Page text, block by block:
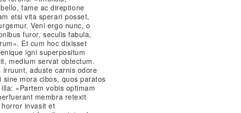
fame ac direptione
etsi vita sperari posset,
Veni ergo nunc, o
furor, seculis fabula,
Et cum hoc dixisset
igni superpositum
medium servat obtectum.
aduste carnis odore
mora cibos, quos paratos
«Partem vobis optimam
membra retexit
invasit et